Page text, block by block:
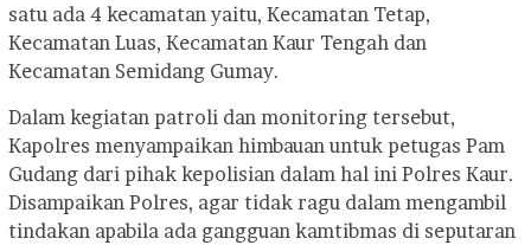
satu ada 4 kecamatan yaitu, Kecamatan Tetap,
Kecamatan Luas, Kecamatan Kaur Tengah dan
Kecamatan Semidang Gumay.
Dalam kegiatan patroli dan monitoring tersebut,
Kapolres menyampaikan himbauan untuk petugas Pam
Gudang dari pihak kepolisian dalam hal ini Polres Kaur.
Disampaikan Polres, agar tidak ragu dalam mengambil
tindakan apabila ada gangguan kamtibmas di seputaran